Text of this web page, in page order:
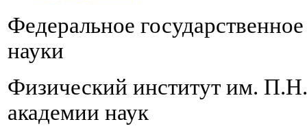
Федеральное
науки
Физический институт им.
академии наук